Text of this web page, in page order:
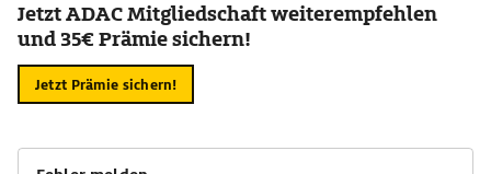
Jetzt ADAC Mitgliedschaft weiterempfehlen
und 35€ Prämie sichern!
Jetzt Prämie sichern!